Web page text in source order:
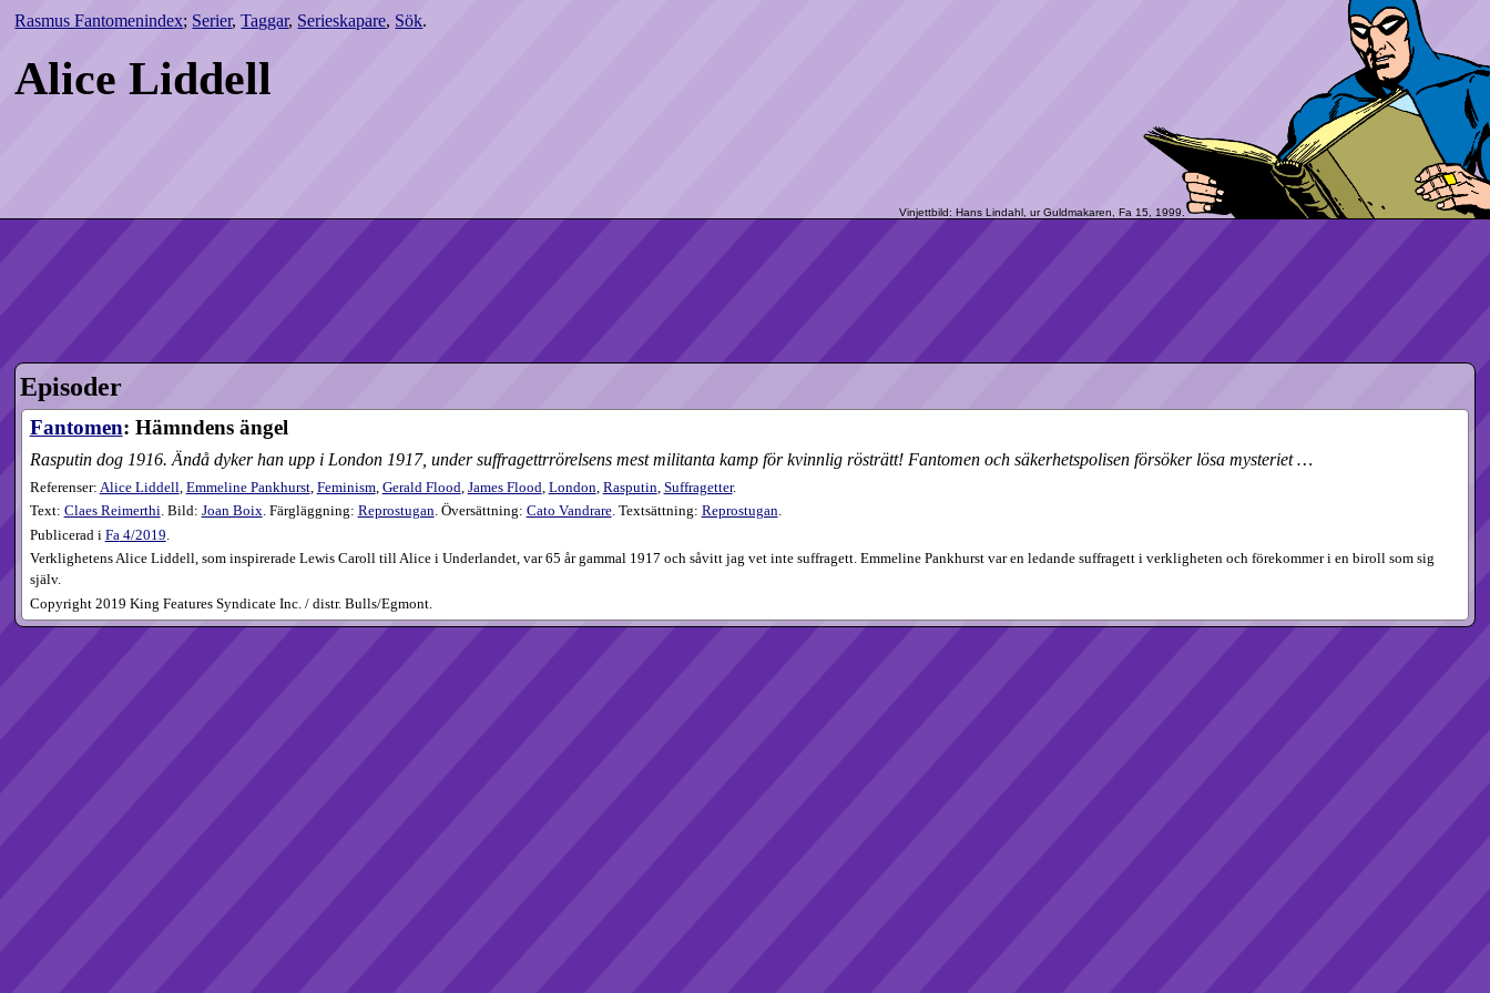
Rasmus Fantomenindex; Serier,Taggar, Serieskapare, Sök.
Alice Liddell
Episoder
Fantomen: Hämndens ängel
Rasputin dog 1916. Ändå dyker han upp i London 1917, under suffragettrrörelsens mest militanta kamp för kvinnlig rösträtt! Fantomen och säkerhetspolisen försöker lösa mysteriet …
Referenser: Alice Liddell Emmeline Pankhurst, Feminism, Gerald Flood James Flood London Rasputin Suffragetter.
Text: Claes Reimerthi. Bild: Joan Boix. Färgläggning: Reprostugan. Översättning: Cato Vandrare. Textsättning: Reprostugan.
Publicerad i Fa 4​/2019
Verklighetens Alice Liddell, som inspirerade Lewis Caroll till Alice i Underlandet, var 65 år gammal 1917 och såvitt jag vet inte suffragett. Emmeline Pankhurst var en ledande suffragett i verkligheten och förekommer i en biroll som sig
själv.
Copyright 2019 King Features Syndicate Inc. / distr. Bulls/Egmont.